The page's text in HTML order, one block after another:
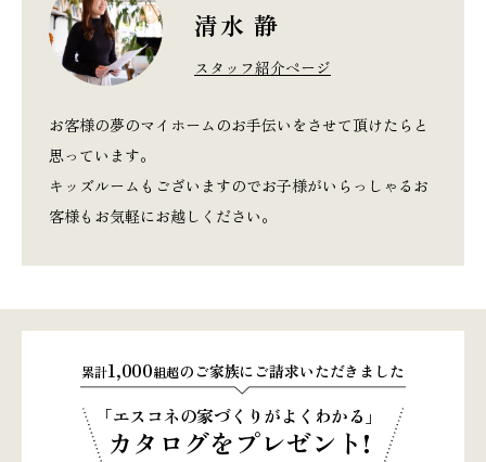
清水 静
スタッフ紹介ページ
お客様の夢のマイホームのお手伝いをさせて頂けたらと
思っています。
キッズルームもございますのでお子様がいらっしゃるお
客様もお気軽にお越しください。
累計1,000組超のご家族にご請求いただきました
「エスコネの家づくりがよくわかる」
カタログをプレゼント!